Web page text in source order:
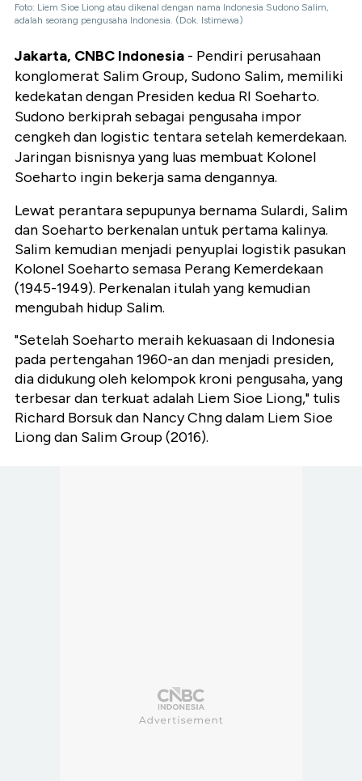
Foto: Liem Sioe Liong atau dikenal dengan nama Indonesia Sudono Salim,
adalah seorang pengusaha Indonesia. (Dok. Istimewa)
Jakarta, CNBC Indonesia - Pendiri perusahaan
konglomerat Salim Group, Sudono Salim, memiliki
kedekatan dengan Presiden kedua RI Soeharto.
Sudono berkiprah sebagai pengusaha impor
cengkeh dan logistic tentara setelah kemerdekaan.
Jaringan bisnisnya yang luas membuat Kolonel
Soeharto ingin bekerja sama dengannya.
Lewat perantara sepupunya bernama Sulardi, Salim
dan Soeharto berkenalan untuk pertama kalinya.
Salim kemudian menjadi penyuplai logistik pasukan
Kolonel Soeharto semasa Perang Kemerdekaan
(1945-1949). Perkenalan itulah yang kemudian
mengubah hidup Salim.
"Setelah Soeharto meraih kekuasaan di Indonesia
pada pertengahan 1960-an dan menjadi presiden,
dia didukung oleh kelompok kroni pengusaha, yang
terbesar dan terkuat adalah Liem Sioe Liong," tulis
Richard Borsuk dan Nancy Chng dalam Liem Sioe
Liong dan Salim Group (2016).